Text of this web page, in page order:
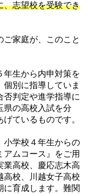
、志望校を受験でき
家庭が、このこと
年生から内申対策を
別に指導していま
否判定や進学指導に
県の高校入試を分
ているものです。
小学校４年生からの
アムコース』をご用
業高校、慶応志木高
高校、川越女子高校
に育成します。難関